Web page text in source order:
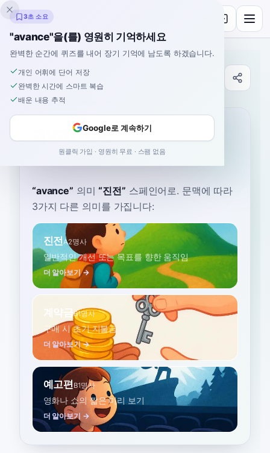
잉클링고
사전
홈›스페인어›사전
avance
ah-VAHN-say aˈβanse
“avance” 의미 “진전” 스페인어로. 문맥에 따라
3가지 다른 의미를 가집니다:
진전A2명사
일반적인 개선 또는 목표를 향한 움직임
더 알아보기 →
계약금B1명사
구매 시 초기 지불금
더 알아보기 →
예고편 B1명사
영화나 쇼의 짧은 미리 보기
더 알아보기 →
3초 소요
"avance"을(를) 영원히 기억하세요
완벽한 순간에 퀴즈를 내어 장기 기억에 남도록 하겠습니다.
개인 어휘에 단어 저장
완벽한 시간에 스마트 복습
배운 내용 추적
Google로 계속하기
원클릭 가입 · 영원히 무료 · 스팸 없음